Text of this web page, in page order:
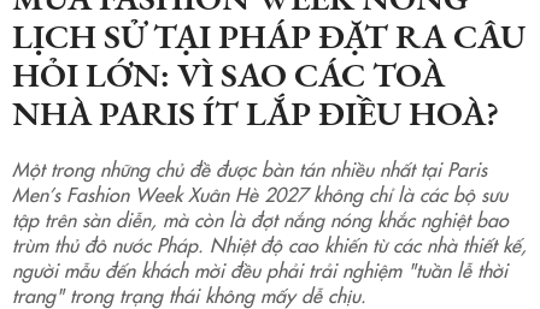
LỊCH SỬ TẠI PHÁP ĐẶT RA CÂU
HỎI LỚN: VÌ SAO CÁC TOÀ
NHÀ PARIS ÍT LẮP ĐIỀU HOÀ?
Một trong những chủ đề được bàn tán nhiều nhất tại Paris
Men’s Fashion Week Xuân Hè 2027 không chỉ là các bộ sưu
tập trên sàn diễn, mà còn là đợt nắng nóng khắc nghiệt bao
trùm thủ đô nước Pháp. Nhiệt độ cao khiến từ các nhà thiết kế,
người mẫu đến khách mời đều phải trải nghiệm "tuần lễ thời
trang" trong trạng thái không mấy dễ chịu.